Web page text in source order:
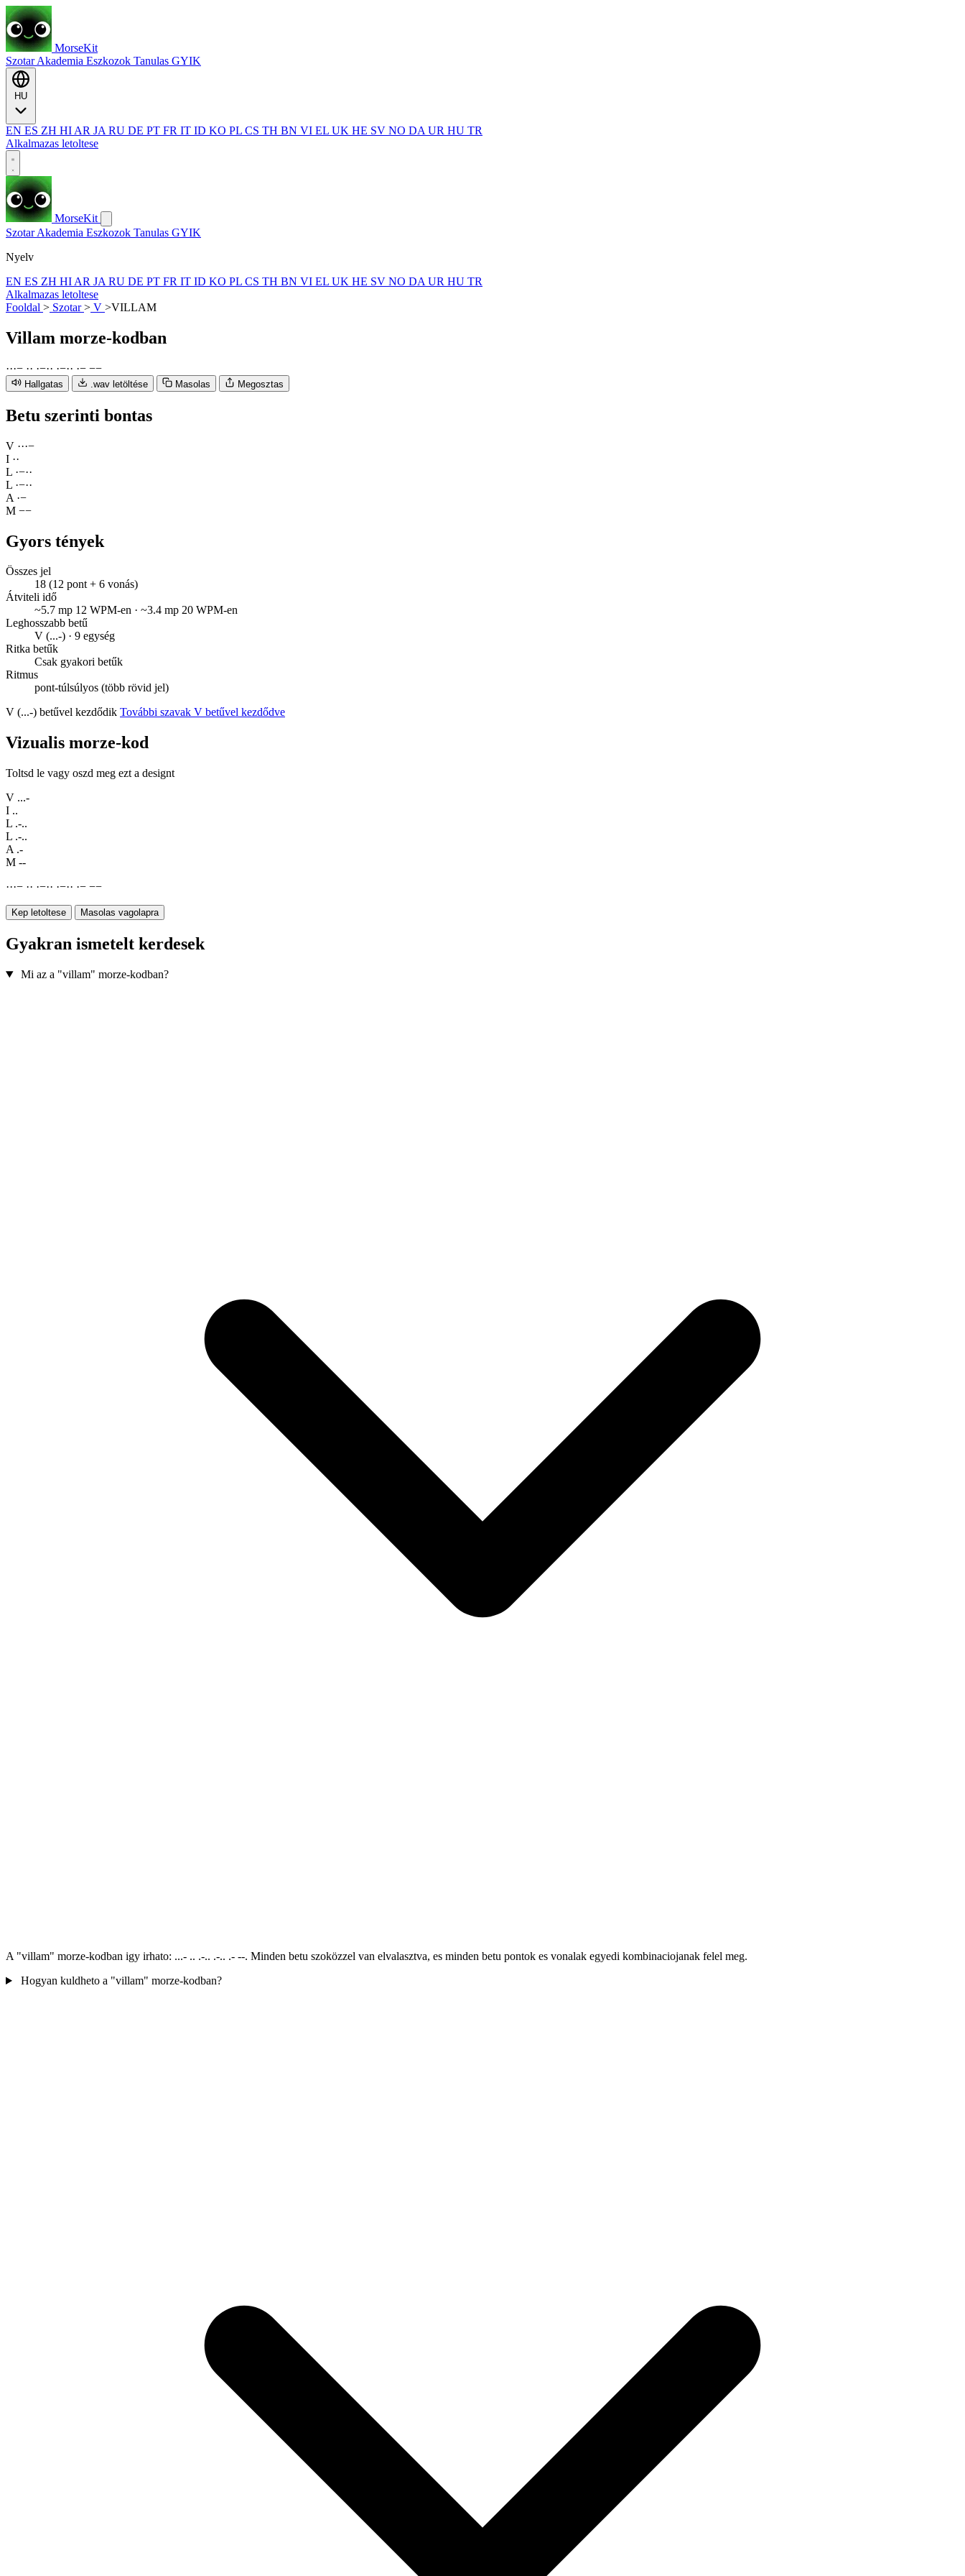
MorseKit
SzotarAkademia Eszkozok Tanulas GYIK
EN ES ZH HI AR JA RU DE PT FR IT ID KO PL CS TH BN VI EL UK HE SV NO DA UR HU TR
Alkalmazas letoltese
MorseKit
SzotarAkademia Eszkozok Tanulas GYIK
Nyelv
EN ES ZH HI AR JA RU DE PT FR IT ID KO PL CS TH BN VI EL UK HE SV NO DA UR HU TR
Alkalmazas letoltese
Fooldal > Szotar> V >VILLAM
Villam morze-kodban
···− ·· ·−·· ·−·· ·− −−
Hallgatas .wav letöltése Masolas Megosztas
Betu szerinti bontas
V ···−
I ··
L ·−··
L ·−··
A ·−
M −−
Gyors tények
Összes jel
18 (12 pont + 6 vonás)
Átviteli idő
~5.7 mp 12 WPM-en · ~3.4 mp 20 WPM-en
Leghosszabb betű
V (...-) · 9 egység
Ritka betűk
Csak gyakori betűk
Ritmus
pont-túlsúlyos (több rövid jel)
V (...-) betűvel kezdődik További szavak V betűvel kezdődve
Vizualis morze-kod
Toltsd le vagy oszd meg ezt a designt
V ...-
I ..
L .-..
L .-..
A .-
M --
···− ·· ·−·· ·−·· ·− −−
Kep letoltese Masolas vagolapra
Gyakran ismetelt kerdesek
Mi az a "villam" morze-kodban?
A "villam" morze-kodban igy irhato: ...- .. .-.. .-.. .- --. Minden betu szoközzel van elvalasztva, es minden betu pontok es vonalak egyedi kombinaciojanak felel meg.
Hogyan kuldheto a "villam" morze-kodban?